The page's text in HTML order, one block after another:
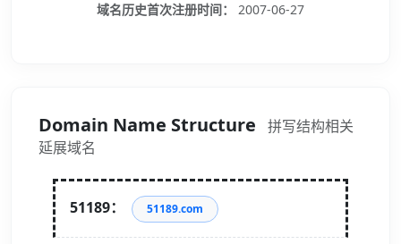
域名历史首次注册时间：
2007-06-27
Domain Name Structure
拼写结构相关
延展域名
51189： 51189.com